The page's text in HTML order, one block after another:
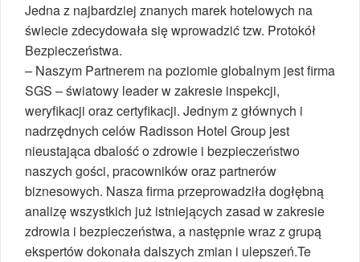
Jedna z najbardziej znanych marek hotelowych na
świecie zdecydowała się wprowadzić tzw. Protokół
Bezpieczeństwa.
– Naszym Partnerem na poziomie globalnym jest firma
SGS – światowy leader w zakresie inspekcji,
weryfikacji oraz certyfikacji. Jednym z głównych i
nadrzędnych celów Radisson Hotel Group jest
nieustająca dbalość o zdrowie i bezpieczeństwo
naszych gości, pracowników oraz partnerów
biznesowych. Nasza firma przeprowadziła dogłębną
analizę wszystkich już istniejących zasad w zakresie
zdrowia i bezpieczeństwa, a następnie wraz z grupą
ekspertów dokonała dalszych zmian i ulepszeń.Te